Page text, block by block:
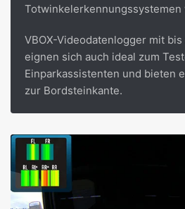
Totwinkelerkennungssystemen
VBOX-Videodatenlogger mit
eignen sich auch ideal zum
Einparkassistenten und bieten
zur Bordsteinkante.